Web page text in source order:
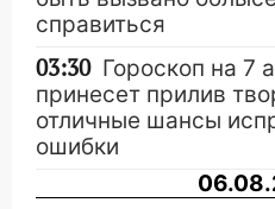
справиться
03:30 Гороскоп на 7
принесет прилив
отличные шансы
ошибки